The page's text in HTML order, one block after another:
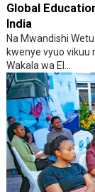
Global
India
Na Mwandishi
kwenye vyuo vikuu
Wakala wa El...